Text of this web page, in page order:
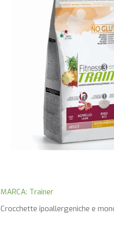
MARCA: Trainer
Crocchette ipoallergeniche e